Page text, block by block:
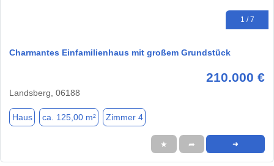
1 / 7
Charmantes Einfamilienhaus mit großem Grundstück
210.000 €
Landsberg, 06188
Haus ca. 125,00 m² Zimmer 4
★ ➦ ➜